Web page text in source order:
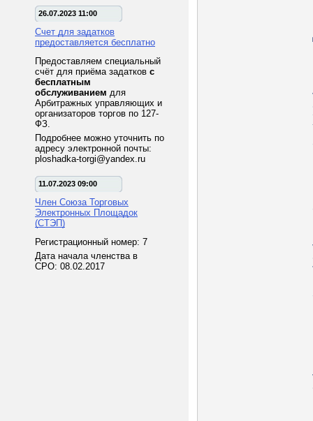
26.07.2023 11:00
Счет для задатков
предоставляется бесплатно
Предоставляем специальный
счёт для приёма задатков с
бесплатным
обслуживанием для
Арбитражных управляющих и
организаторов торгов по 127-
ФЗ.
Подробнее можно уточнить по
адресу электронной почты:
ploshadka-torgi@yandex.ru
11.07.2023 09:00
Член Союза Торговых
Электронных Площадок
(СТЭП)
Регистрационный номер: 7
Дата начала членства в
СРО: 08.02.2017